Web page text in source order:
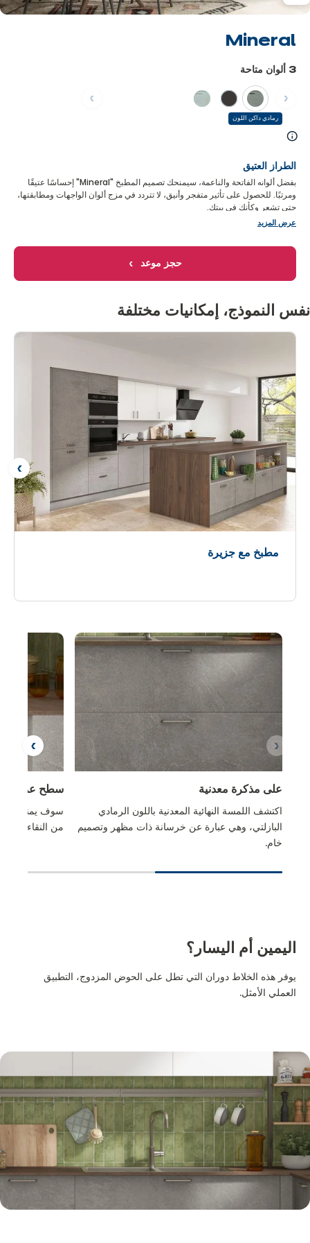
Mineral
تعرّف
المزيد
3 ألوان متاحة
الطراز العتيق
بفضل ألوانه الفاتحة والناعمة، سيمنحك تصميم المطبخ "Mineral" إحساسًا عتيقًا
ومرتبًا. للحصول على تأثير متفجر وأنيق، لا تتردد في مزج ألوان الواجهات ومطابقتها،
حتى تشعر وكأنك في بيتك.
عرض المزيد
حجز موعد
نفس النموذج، إمكانيات مختلفة
مطبخ مع جزيرة
على مذكرة معدنية
اكتشف اللمسة النهائية المعدنية باللون الرمادي
البازلتي، وهي عبارة عن خرسانة ذات مظهر وتصميم
خام.
سطح عمل
سوف يمنح سطح
من النقاء
اليمين أم اليسار؟
يوفر هذه الخلاط دوران التي تطل على الحوض المزدوج، التطبيق
العملي الأمثل.
رمادي داكن اللون